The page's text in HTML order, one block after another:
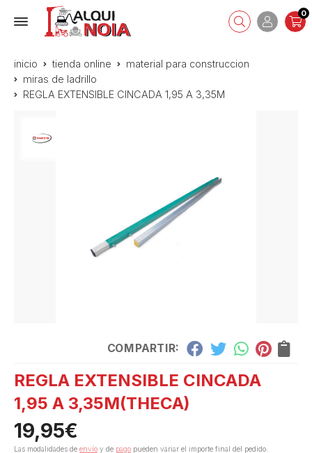
0
inicio tienda online
material para construccion
miras de ladrillo
REGLA EXTENSIBLE CINCADA 1,95 A 3,35M
COMPARTIR:
REGLA EXTENSIBLE CINCADA
1,95 A 3,35M(THECA)
19,95€
Las modalidades de envío y de pago pueden variar el importe final del pedido.